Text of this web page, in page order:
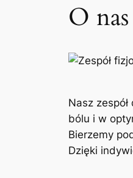
O nas
Nasz
bólu i w
Bierzemy
Dzięki